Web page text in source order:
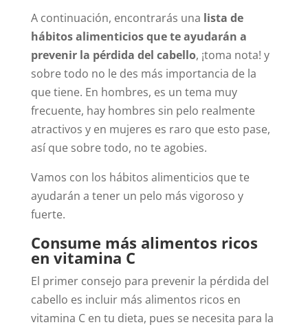
A continuación, encontrarás una lista de
hábitos alimenticios que te ayudarán a
prevenir la pérdida del cabello, ¡toma nota! y
sobre todo no le des más importancia de la
que tiene. En hombres, es un tema muy
frecuente, hay hombres sin pelo realmente
atractivos y en mujeres es raro que esto pase,
así que sobre todo, no te agobies.
Vamos con los hábitos alimenticios que te
ayudarán a tener un pelo más vigoroso y
fuerte.
Consume más alimentos ricos
en vitamina C
El primer consejo para prevenir la pérdida del
cabello es incluir más alimentos ricos en
vitamina C en tu dieta, pues se necesita para la